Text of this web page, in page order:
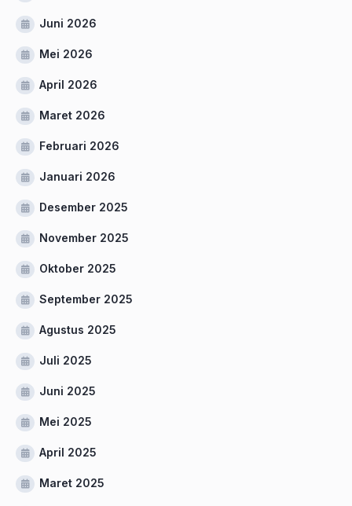
Juni 2026
Mei 2026
April 2026
Maret 2026
Februari 2026
Januari 2026
Desember 2025
November 2025
Oktober 2025
September 2025
Agustus 2025
Juli 2025
Juni 2025
Mei 2025
April 2025
Maret 2025